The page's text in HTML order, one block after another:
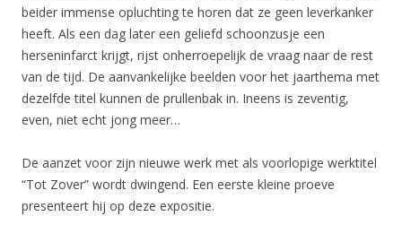
beider immense opluchting te horen dat ze geen leverkanker
heeft. Als een dag later een geliefd schoonzusje een
herseninfarct krijgt, rijst onherroepelijk de vraag naar de rest
van de tijd. De aanvankelijke beelden voor het jaarthema met
dezelfde titel kunnen de prullenbak in. Ineens is zeventig,
even, niet echt jong meer…
De aanzet voor zijn nieuwe werk met als voorlopige werktitel
“Tot Zover” wordt dwingend. Een eerste kleine proeve
presenteert hij op deze expositie.